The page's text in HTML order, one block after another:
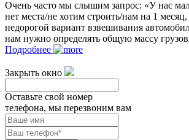
Очень часто мы слышим запрос: «У нас
нет места/не хотим строить/нам на 1
недорогой вариант взвешивания
нам нужно определять общую массу
Подробнее
Закрыть окно
Оставьте свой номер
телефона, мы перезвоним вам